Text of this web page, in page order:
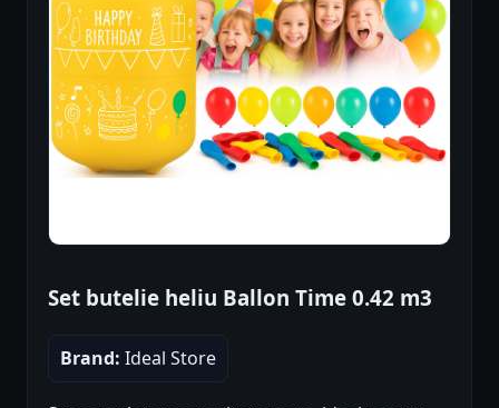
Set butelie heliu Ballon Time 0.42 m3
Brand: Ideal Store